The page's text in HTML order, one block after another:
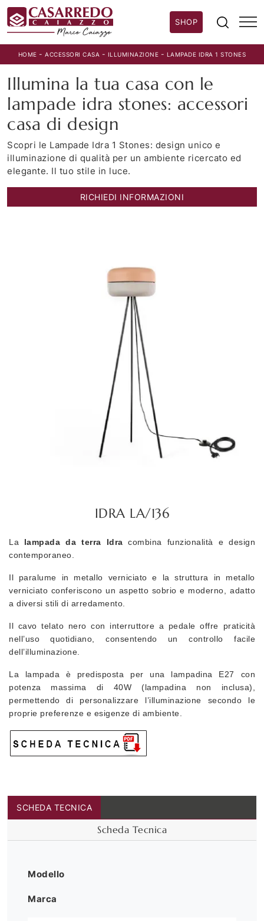
SHOP
HOME -ACCESSORI CASA - ILLUMINAZIONE - LAMPADE IDRA 1 STONES
Illumina la tua casa con le
lampade idra stones: accessori
casa di design
Scopri le Lampade Idra 1 Stones: design unico e
illuminazione di qualità per un ambiente ricercato ed
elegante. Il tuo stile in luce.
RICHIEDI INFORMAZIONI
IDRA LA/136
La lampada da terra Idra combina funzionalità e design
contemporaneo.
Il paralume in metallo verniciato e la struttura in metallo
verniciato conferiscono un aspetto sobrio e moderno, adatto
a diversi stili di arredamento.
Il cavo telato nero con interruttore a pedale offre praticità
nell’uso quotidiano, consentendo un controllo facile
dell’illuminazione.
La lampada è predisposta per una lampadina E27 con
potenza massima di 40W (lampadina non inclusa),
permettendo di personalizzare l’illuminazione secondo le
proprie preferenze e esigenze di ambiente.
SCHEDA TECNICA
Scheda Tecnica
Modello
Marca